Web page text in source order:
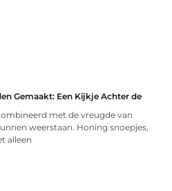
Gemaakt: Een Kijkje Achter de
met de vreugde van
weerstaan. Honing snoepjes,
alleen